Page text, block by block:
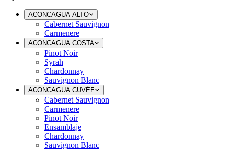
ACONCAGUA ALTO
Cabernet Sauvignon
Carmenere
ACONCAGUA COSTA
Pinot Noir
Syrah
Chardonnay
Sauvignon Blanc
ACONCAGUA CUVÉE
Cabernet Sauvignon
Carmenere
Pinot Noir
Ensamblaje
Chardonnay
Sauvignon Blanc